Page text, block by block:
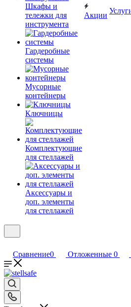
Шкафы и
тележки для
инструмента
Гардеробные
системы
Мусорные
контейнеры
Ключницы
Комплектующие
для стеллажей
Аксессуары и
доп. элементы
для стеллажей
Акции
Сравнение0 Отложенные 0